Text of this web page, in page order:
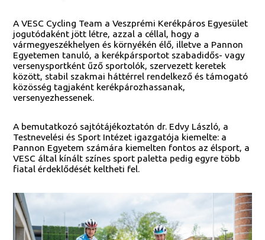
A VESC Cycling Team a Veszprémi Kerékpáros Egyesület
jogutódaként jött létre, azzal a céllal, hogy a
vármegyeszékhelyen és környékén élő, illetve a Pannon
Egyetemen tanuló, a kerékpársportot szabadidős- vagy
versenysportként űző sportolók, szervezett keretek
között, stabil szakmai háttérrel rendelkező és támogató
közösség tagjaként kerékpározhassanak,
versenyezhessenek.
A bemutatkozó sajtótájékoztatón dr. Edvy László, a
Testnevelési és Sport Intézet igazgatója kiemelte: a
Pannon Egyetem számára kiemelten fontos az élsport, a
VESC által kínált színes sport paletta pedig egyre több
fiatal érdeklődését keltheti fel.